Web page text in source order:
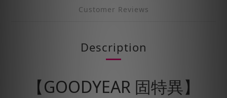
Customer Reviews
Description
【GOODYEAR 固特異】